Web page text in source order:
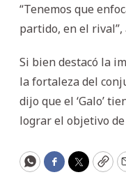
“Tenemos que
partido, en el rival”,
Si bien destacó la
la fortaleza del
dijo que el ‘Galo’
lograr el objetivo de
WhatsApp
Facebook
Twitter